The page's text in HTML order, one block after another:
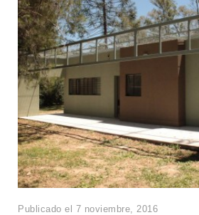
Publicado el 7 noviembre, 2016